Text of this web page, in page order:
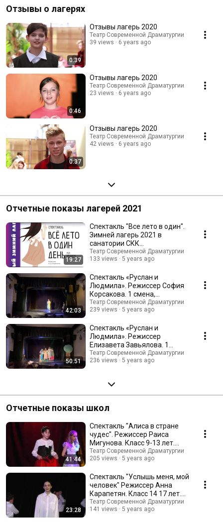
Отзывы о лагерях
0:39
Отзывы лагерь 2020
Театр Современной Драматургии
39 views
6 years ago
0:46
Отзывы лагерь 2020
Театр Современной Драматургии
23 views
6 years ago
0:37
Отзывы лагерь 2020
Театр Современной Драматургии
42 views
6 years ago
Отчетные показы лагерей 2021
19:27
Спектакль "Все лето в один".
Зимней лагерь 2021 в
санатории СКК
"Подмосковье".
Театр Современной Драматургии
133 views
5 years ago
42:03
Спектакль «Руслан и
Людмила». Режиссер София
Корсакова. 1 смена,
городской театральный
лагерь.
Театр Современной Драматургии
239 views
5 years ago
50:51
Спектакль «Руслан и
Людмила». Режиссер
Елизавета Завьялова. 1
смена, городской
театральный лагерь.
Театр Современной Драматургии
236 views
5 years ago
Отчетные показы школ
41:44
Спектакль "Алиса в стране
чудес". Режиссер Раиса
Мигунова. Класс 9-13 лет.
Филиал Арбат.
Театр Современной Драматургии
205 views
5 years ago
23:28
Спектакль "Услышь меня, мой
человек" Режиссер Анна
Карапетян. Класс 14 17 лет.
Филиал Арбат.
Театр Современной Драматургии
141 views
5 years ago